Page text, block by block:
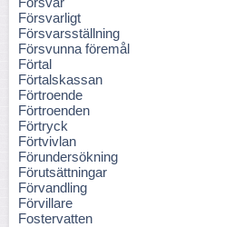
Försvarligt
Försvarsställning
Försvunna föremål
Förtal
Förtalskassan
Förtroende
Förtroenden
Förtryck
Förtvivlan
Förundersökning
Förutsättningar
Förvandling
Förvillare
Fostervatten